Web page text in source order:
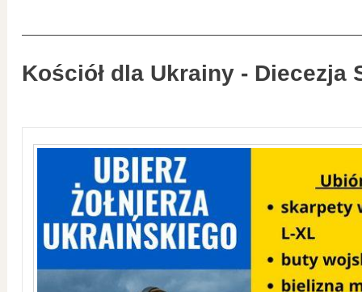
Kościół dla Ukrainy - Diecezja